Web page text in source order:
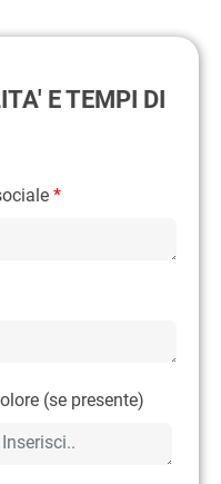
E TEMPI DI
*
(se presente)